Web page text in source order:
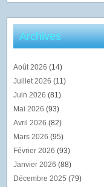
Archives
Août 2026 (14)
Juillet 2026 (11)
Juin 2026 (81)
Mai 2026 (93)
Avril 2026 (82)
Mars 2026 (95)
Février 2026 (93)
Janvier 2026 (88)
Décembre 2025 (79)